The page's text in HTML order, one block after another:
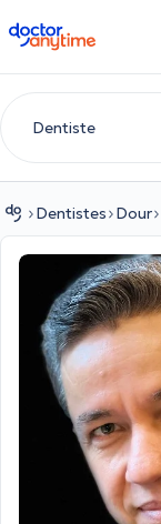
doctoranytime
Dentistes Dour